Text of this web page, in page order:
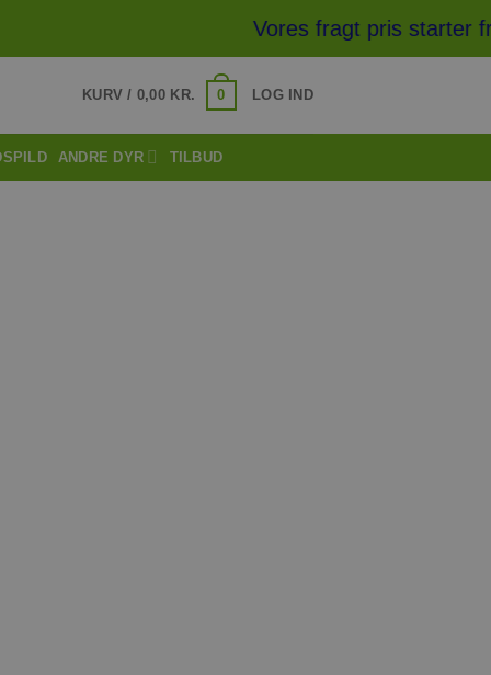
Vores fragt pris starter
KURV / 0,00 KR. 0 LOG IND
ANDRE DYR TILBUD